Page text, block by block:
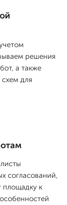
решения
а также
для
согласований,
площадку к